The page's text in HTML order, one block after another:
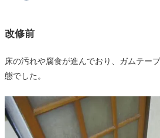
改修前
床の汚れや腐食が進んでおり、ガムテー
態でした。